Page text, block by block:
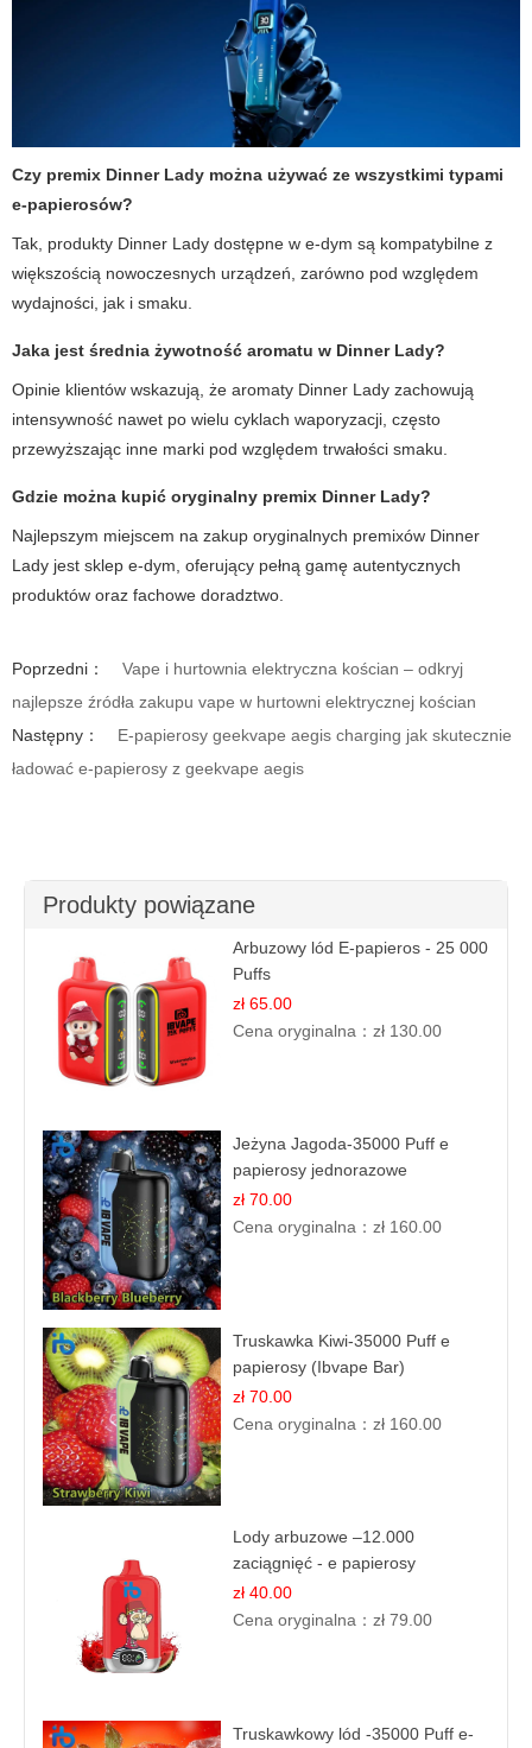
Czy premix Dinner Lady można używać ze wszystkimi typami
e-papierosów?
Tak, produkty Dinner Lady dostępne w e-dym są kompatybilne z
większością nowoczesnych urządzeń, zarówno pod względem
wydajności, jak i smaku.
Jaka jest średnia żywotność aromatu w Dinner Lady?
Opinie klientów wskazują, że aromaty Dinner Lady zachowują
intensywność nawet po wielu cyklach waporyzacji, często
przewyższając inne marki pod względem trwałości smaku.
Gdzie można kupić oryginalny premix Dinner Lady?
Najlepszym miejscem na zakup oryginalnych premixów Dinner
Lady jest sklep e-dym, oferujący pełną gamę autentycznych
produktów oraz fachowe doradztwo.
Poprzedni：
Vape i hurtownia elektryczna kościan – odkryj
najlepsze źródła zakupu vape w hurtowni elektrycznej kościan
Następny：
E-papierosy geekvape aegis charging jak skutecznie
ładować e-papierosy z geekvape aegis
Produkty powiązane
Arbuzowy lód E-papieros - 25 000
Puffs
zł 65.00
Cena oryginalna：zł 130.00
Jeżyna Jagoda-35000 Puff e
papierosy jednorazowe
zł 70.00
Cena oryginalna：zł 160.00
Truskawka Kiwi-35000 Puff e
papierosy (Ibvape Bar)
zł 70.00
Cena oryginalna：zł 160.00
Lody arbuzowe –12.000
zaciągnięć - e papierosy
jednorazowe
zł 40.00
Cena oryginalna：zł 79.00
Truskawkowy lód -35000 Puff e-